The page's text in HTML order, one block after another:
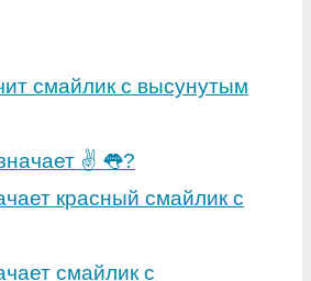
смайлик с высунутым
✌ 👅?
красный смайлик с
смайлик с